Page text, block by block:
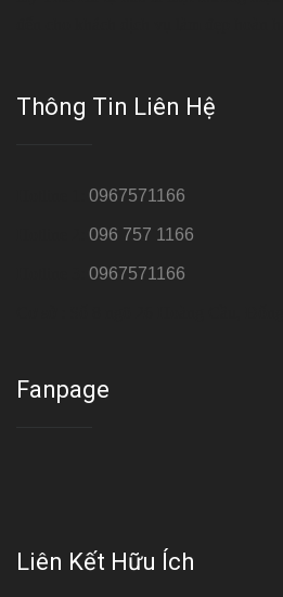
Thông Tin Liên Hệ
0967571166
096 757 1166
0967571166
Fanpage
Liên Kết Hữu Ích